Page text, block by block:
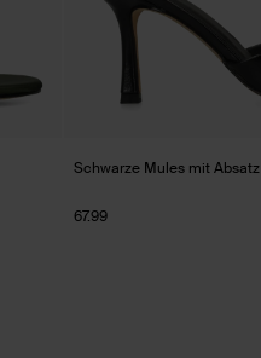
Schwarze Mules mit Absatz
67.99